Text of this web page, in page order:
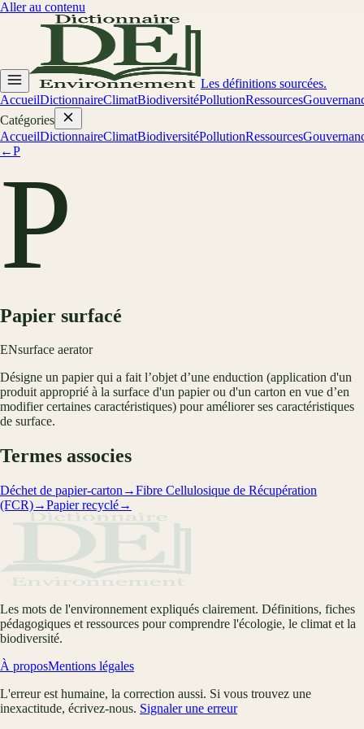
Aller au contenu
Les définitions sourcées.
AccueilDictionnaireClimatBiodiversitéPollutionRessources
Catégories
AccueilDictionnaireClimatBiodiversitéPollutionRessources
←P
P
Papier surfacé
ENsurface aerator
Désigne un papier qui a fait l’objet d’une enduction (application d'un
produit approprié à la surface d'un papier ou d'un carton en vue d’en
modifier certaines caractéristiques) pour améliorer ses caractéristiques
de surface.
Termes associes
Déchet de papier-carton →Fibre Cellulosique de Récupération
(FCR)→Papier recyclé→
Les mots de l'environnement expliqués clairement. Définitions, fiches
pédagogiques et ressources pour comprendre l'écologie, le climat et la
biodiversité.
À proposMentions légales
L'erreur est humaine, la correction aussi. Si vous trouvez une
inexactitude, écrivez-nous. Signaler une erreur